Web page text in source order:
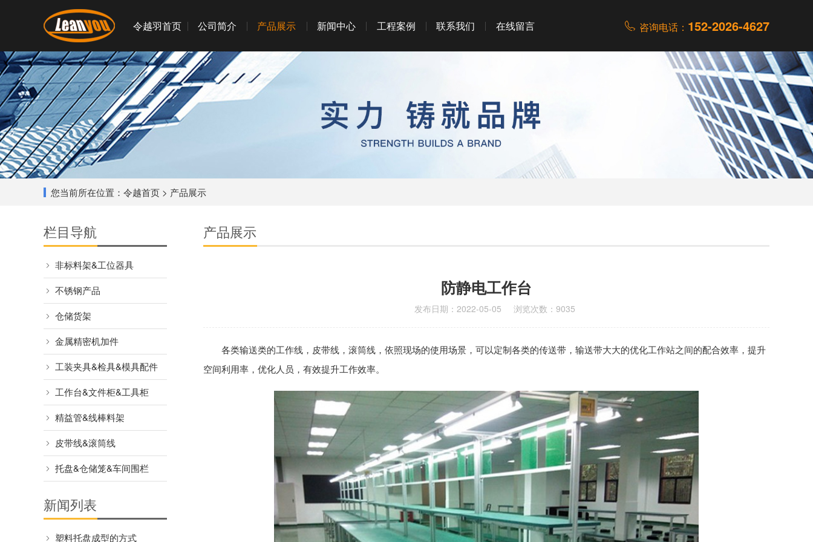
令越羽首页 公司简介 产品展示 新闻中心 工程案例 联系我们 在线留言 咨询电话： 152-2026-4627
您当前所在位置： 令越首页 > 产品展示
栏目导航
非标料架&工位器具
不锈钢产品
仓储货架
金属精密机加件
工装夹具&检具&模具配件
工作台&文件柜&工具柜
精益管&线棒料架
皮带线&滚筒线
托盘&仓储笼&车间围栏
新闻列表
塑料托盘成型的方式
产品展示
防静电工作台
发布日期：2022-05-05 浏览次数：9035
各类输送类的工作线，皮带线，滚筒线，依照现场的使用场景，可以定制各类的传送带，输送带大大的优化工作站之间的配合效率，提升
空间利用率，优化人员，有效提升工作效率。